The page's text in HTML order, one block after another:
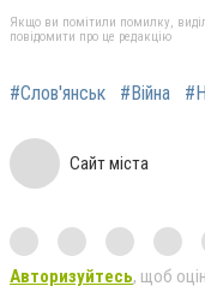
Якщо ви помітили помилку,
повідомити про це редакцію
#Слов'янськ #Війна
Сайт міста
Авторизуйтесь, щоб